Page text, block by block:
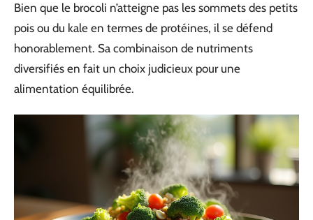
Bien que le brocoli n’atteigne pas les sommets des petits
pois ou du kale en termes de protéines, il se défend
honorablement. Sa combinaison de nutriments
diversifiés en fait un choix judicieux pour une
alimentation équilibrée.